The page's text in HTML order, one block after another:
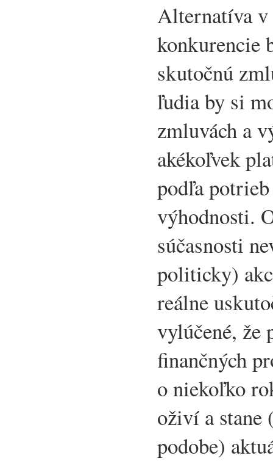
Alternatíva v
konkurencie
skutočnú
ľudia by si
zmluvách a
akékoľvek
podľa
výhodnosti.
súčasnosti
politicky)
reálne
vylúčené, že
finančných
o niekoľko
oživí a stane
podobe)